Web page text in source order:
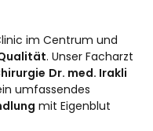
im Centrum und
. Unser Facharzt
Dr. med. Irakli
umfassendes
mit Eigenblut